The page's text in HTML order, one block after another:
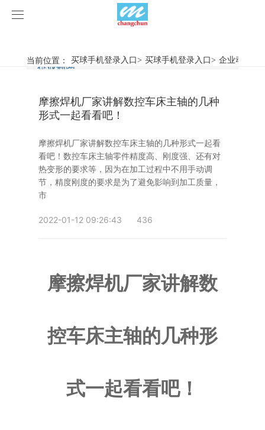
买球手机登录入口
旋弧焊机
惯性摩擦焊机
连续驱动摩擦焊机
数控铣床
普通铣床
专用机床
其他机床
产品视频
行业新闻
企业动态
案例展示
客户案例
荣誉资质
关于我们
当前位置： 买球手机登录入口> 买球手机登录入口> 企业动态
行业新闻
企业动态
摩擦焊机厂家讲解数控车床主轴的几种
形式一起看看吧！
摩擦焊机厂家讲解数控车床主轴的几种形式一起看
看吧！数控车床主轴零件精度高、刚度强、还有对
热变形的要求等，因为在加工过程中不用手动调
节，精度刚度的要求是为了避免影响到加工质量，
市
2022-01-12 09:26:43 436
摩擦焊机厂家讲解数
控车床主轴的几种形
式一起看看吧！